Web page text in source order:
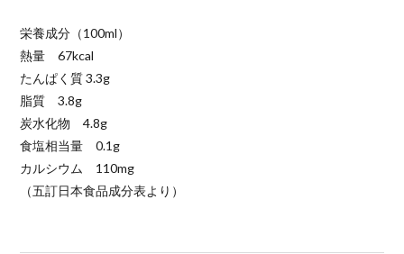
栄養成分（100ml）
熱量 67kcal
たんぱく質 3.3g
脂質 3.8g
炭水化物 4.8g
食塩相当量 0.1g
カルシウム 110mg
（五訂日本食品成分表より）